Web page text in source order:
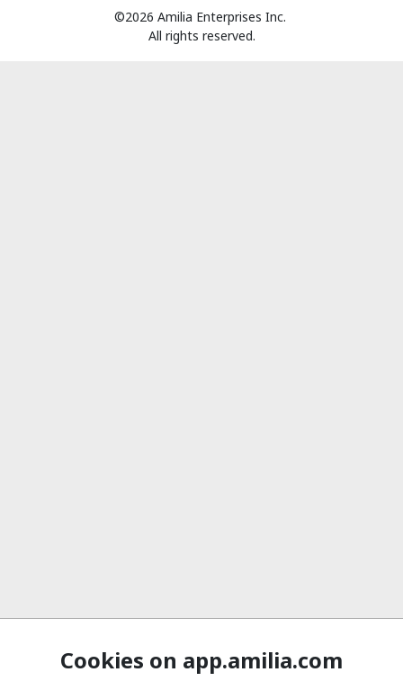
©2026 Amilia Enterprises Inc.
All rights reserved.
Cookies on app.amilia.com